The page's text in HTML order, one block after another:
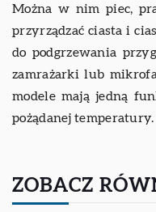
Można w nim piec,
przyrządzać ciasta i
do podgrzewania
zamrażarki lub
modele mają jedną
pożądanej temperatury.
ZOBACZ